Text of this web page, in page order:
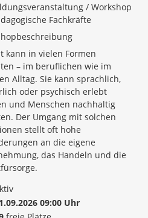
/ Workshop
Fachkräfte
kann in vielen Formen
– im beruflichen wie im
Alltag. Sie kann sprachlich,
oder psychisch erlebt
und Menschen nachhaltig
Der Umgang mit solchen
stellt oft hohe
an die eigene
das Handeln und die
09:00 Uhr